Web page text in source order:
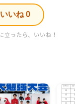
いね0
立ったら、いいね！